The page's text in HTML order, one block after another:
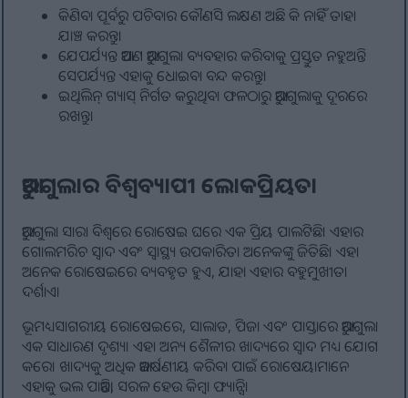
କିଣିବା ପୂର୍ବରୁ ପଚିବାର କୌଣସି ଲକ୍ଷଣ ଅଛି କି ନାହିଁ ତାହା
ଯାଞ୍ଚ କରନ୍ତୁ।
ଯେପର୍ଯ୍ୟନ୍ତ ଆପଣ ଆରୁଗୁଲା ବ୍ୟବହାର କରିବାକୁ ପ୍ରସ୍ତୁତ ନହୁଅନ୍ତି
ସେପର୍ଯ୍ୟନ୍ତ ଏହାକୁ ଧୋଇବା ବନ୍ଦ କରନ୍ତୁ।
ଇଥିଲିନ୍ ଗ୍ୟାସ୍ ନିର୍ଗତ କରୁଥିବା ଫଳଠାରୁ ଆରୁଗୁଲାକୁ ଦୂରରେ
ରଖନ୍ତୁ।
ଆରୁଗୁଲାର ବିଶ୍ୱବ୍ୟାପୀ ଲୋକପ୍ରିୟତା
ଆରୁଗୁଲା ସାରା ବିଶ୍ୱରେ ରୋଷେଇ ଘରେ ଏକ ପ୍ରିୟ ପାଲଟିଛି। ଏହାର
ଗୋଲମରିଚ ସ୍ୱାଦ ଏବଂ ସ୍ୱାସ୍ଥ୍ୟ ଉପକାରିତା ଅନେକଙ୍କୁ ଜିତିଛି। ଏହା
ଅନେକ ରୋଷେଇରେ ବ୍ୟବହୃତ ହୁଏ, ଯାହା ଏହାର ବହୁମୁଖୀତା
ଦର୍ଶାଏ।
ଭୂମଧ୍ୟସାଗରୀୟ ରୋଷେଇରେ, ସାଲାଡ, ପିଜା ଏବଂ ପାସ୍ତାରେ ଆରୁଗୁଲା
ଏକ ସାଧାରଣ ଦୃଶ୍ୟ। ଏହା ଅନ୍ୟ ଶୈଳୀର ଖାଦ୍ୟରେ ସ୍ୱାଦ ମଧ୍ୟ ଯୋଗ
କରେ। ଖାଦ୍ୟକୁ ଅଧିକ ଆକର୍ଷଣୀୟ କରିବା ପାଇଁ ରୋଷେୟାମାନେ
ଏହାକୁ ଭଲ ପାଆନ୍ତି, ସରଳ ହେଉ କିମ୍ବା ଫ୍ୟାନ୍ସି।